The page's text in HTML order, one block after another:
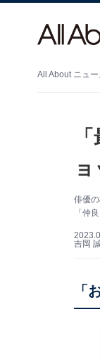
All About ニュー
俳優
「仲
吉岡
「